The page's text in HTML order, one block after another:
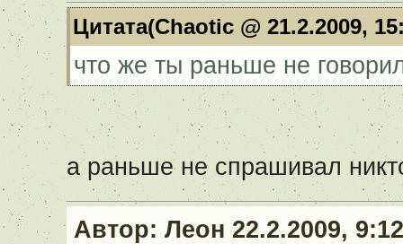
Цитата(Chaotic @ 21.2.2009,
что же ты раньше не
а раньше не спрашивал
Автор: Леон 22.2.2009, 9:12